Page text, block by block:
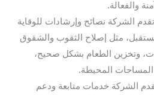
والفعالة.
تقدم الشركة نصائح وإرشادات للوقاية
مثل إصلاح الثقوب والشقوق
وتخزين الطعام بشكل صحيح،
المحيطة.
الشركة خدمات متابعة ودعم